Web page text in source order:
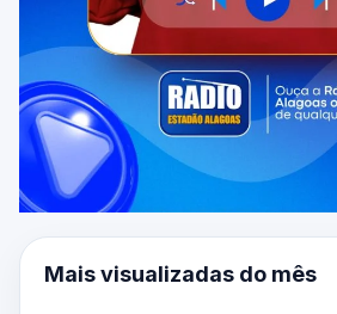
Mais visualizadas do mês